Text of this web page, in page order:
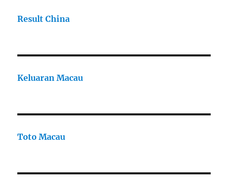
Result China
Keluaran Macau
Toto Macau